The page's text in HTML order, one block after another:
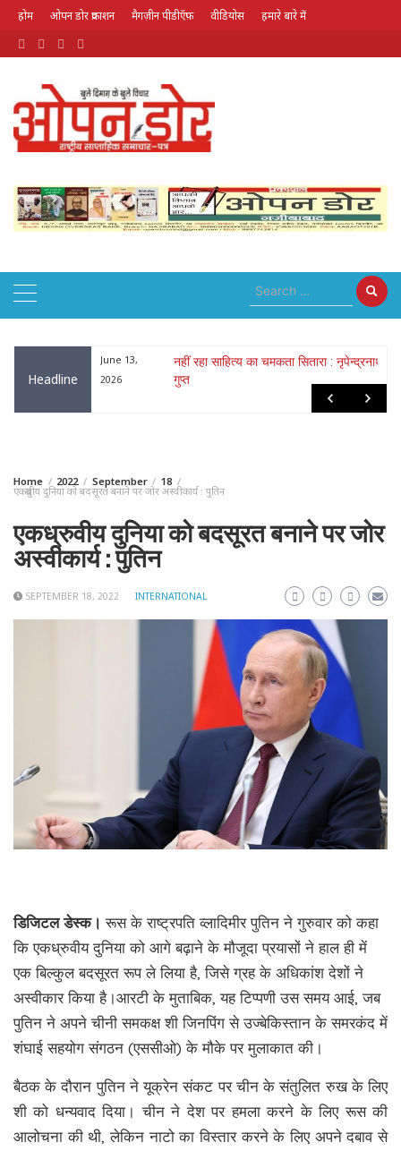
होम ओपन डोर प्रकाशन मैगज़ीन पीडीऍफ़ वीडियोस हमारे बारे में
Headline
May 26,
2026
लोक गायक भरत सिंह भारती हुए पद्मश्री से
सम्मानित
Home 2022 September 18
एकध्रुवीय दुनिया को बदसूरत बनाने पर जोर अस्वीकार्य : पुतिन
एकध्रुवीय दुनिया को बदसूरत बनाने पर जोर
अस्वीकार्य : पुतिन
SEPTEMBER 18, 2022 INTERNATIONAL
डिजिटल डेस्क। रूस के राष्ट्रपति व्लादिमीर पुतिन ने गुरुवार को कहा
कि एकध्रुवीय दुनिया को आगे बढ़ाने के मौजूदा प्रयासों ने हाल ही में
एक बिल्कुल बदसूरत रूप ले लिया है, जिसे ग्रह के अधिकांश देशों ने
अस्वीकार किया है।आरटी के मुताबिक, यह टिप्पणी उस समय आई, जब
पुतिन ने अपने चीनी समकक्ष शी जिनपिंग से उज्बेकिस्तान के समरकंद में
शंघाई सहयोग संगठन (एससीओ) के मौके पर मुलाकात की।
बैठक के दौरान पुतिन ने यूक्रेन संकट पर चीन के संतुलित रुख के लिए
शी को धन्यवाद दिया। चीन ने देश पर हमला करने के लिए रूस की
आलोचना की थी, लेकिन नाटो का विस्तार करने के लिए अपने दबाव से